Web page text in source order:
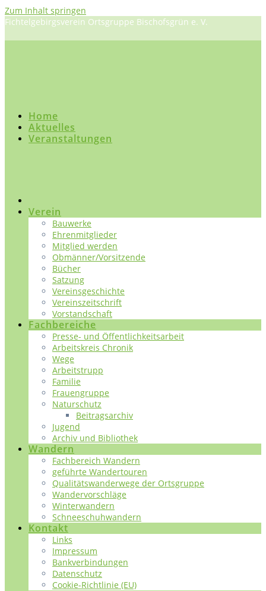
Zum Inhalt springen
Fichtelgebirgsverein Ortsgruppe Bischofsgrün e. V.
Home
Aktuelles
Veranstaltungen
Verein
Bauwerke
Ehrenmitglieder
Mitglied werden
Obmänner/Vorsitzende
Bücher
Satzung
Vereinsgeschichte
Vereinszeitschrift
Vorstandschaft
Fachbereiche
Presse- und Öffentlichkeitsarbeit
Arbeitskreis Chronik
Wege
Arbeitstrupp
Familie
Frauengruppe
Naturschutz
Beitragsarchiv
Jugend
Archiv und Bibliothek
Wandern
Fachbereich Wandern
geführte Wandertouren
Qualitätswanderwege der Ortsgruppe
Wandervorschläge
Winterwandern
Schneeschuhwandern
Kontakt
Links
Impressum
Bankverbindungen
Datenschutz
Cookie-Richtlinie (EU)